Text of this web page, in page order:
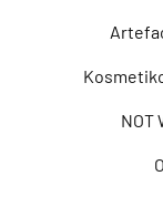
NOT